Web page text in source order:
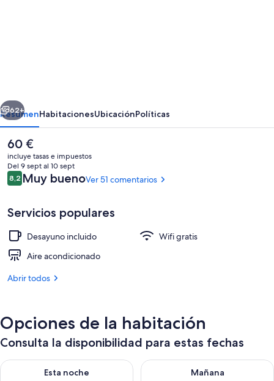
mare
via
Oberdan
Habitación exclusiva | Wifi gratis
Siguiente
62+
ResumenHabitacionesUbicaciónPolíticas
El
precio
actual
es
de
60 €
incluye tasas e impuestos
Del 9 sept al 10 sept
Comentarios
8,28,2 de 10
Muy buenoVer 51 comentarios
Servicios populares
Desayuno incluido
Wifi gratis
Aire acondicionado
Abrir todos
Opciones de la habitación
Consulta la disponibilidad para estas fechas
Esta noche
Consulta la disponibilidad para esta noche, ago 10 - ago 11
Mañana
Consulta la disponibilidad